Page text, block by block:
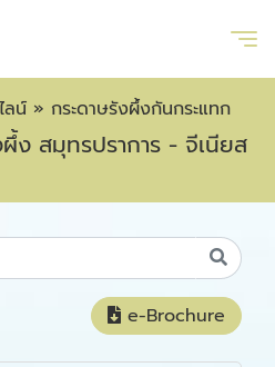
ลน์ » กระดาษรังผึ้งกันกระแทก
ง สมุทรปราการ - จีเนียส
e-Brochure